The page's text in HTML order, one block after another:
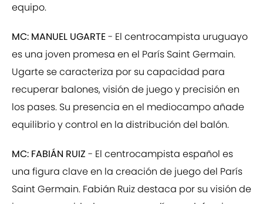
equipo.
MC: MANUEL UGARTE- El centrocampista uruguayo
es una joven promesa en el París Saint Germain.
Ugarte se caracteriza por su capacidad para
recuperar balones, visión de juego y precisión en
los pases. Su presencia en el mediocampo añade
equilibrio y control en la distribución del balón.
MC: FABIÁN RUIZ - El centrocampista español es
una figura clave en la creación de juego del París
Saint Germain. Fabián Ruiz destaca por su visión de